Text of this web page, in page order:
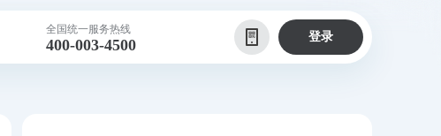
全国统一服务热线
400-003-4500 登录